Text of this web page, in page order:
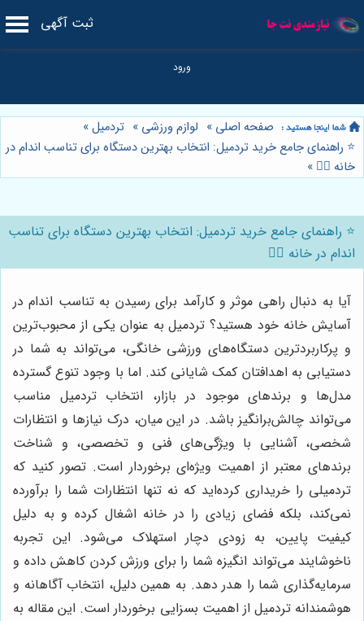
ثبت آگهی
صفحه اصلی » لوازم ورزشی » تردمیل»
⭐️ راهنمای جامع خرید تردمیل: انتخاب بهترین دستگاه برای تناسب اندام در
خانه 🏃‍♀️ »
⭐️ راهنمای جامع خرید تردمیل: انتخاب بهترین دستگاه برای تناسب
اندام در خانه 🏃‍♀️
آیا به دنبال راهی موثر و کارآمد برای رسیدن به تناسب اندام در
آسایش خانه خود هستید؟ تردمیل به عنوان یکی از محبوب‌ترین
و پرکاربردترین دستگاه‌های ورزشی خانگی، می‌تواند به شما در
دستیابی به اهدافتان کمک شایانی کند. اما با وجود تنوع گسترده
مدل‌ها و برندهای موجود در بازار، انتخاب تردمیل مناسب
می‌تواند چالش‌برانگیز باشد. در این میان، درک نیازها و انتظارات
شخصی، آشنایی با ویژگی‌های فنی و تخصصی، و شناخت
برندهای معتبر از اهمیت ویژه‌ای برخوردار است. تصور کنید که
تردمیلی را خریداری کرده‌اید که نه تنها انتظارات شما را برآورده
نمی‌کند، بلکه فضای زیادی را در خانه اشغال کرده و به دلیل
کیفیت پایین، به زودی دچار استهلاک می‌شود. این تجربه
ناخوشایند می‌تواند انگیزه شما را برای ورزش کردن کاهش داده و
سرمایه‌گذاری شما را هدر دهد. به همین دلیل، انتخاب آگاهانه و
هوشمندانه تردمیل از اهمیت بسزایی برخوردار است. این مقاله به